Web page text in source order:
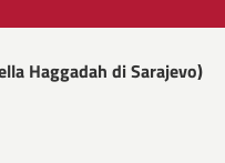
Haggadah di Sarajevo)